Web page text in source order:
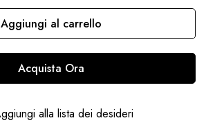
Aggiungi al carrello
Acquista Ora
alla lista dei desideri